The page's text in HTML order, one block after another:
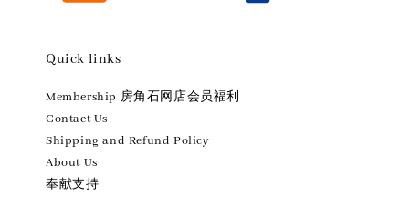
Quick links
Membership 房角石网店会员福利
Contact Us
Shipping and Refund Policy
About Us
奉献支持